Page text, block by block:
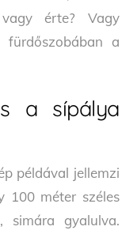
érte? Vagy
a
a sípálya
példával jellemzi
100 méter széles
simára gyalulva.